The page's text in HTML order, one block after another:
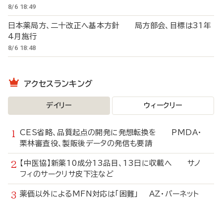
8/6 18:49
日本薬局方、二十改正へ基本方針 局方部会、目標は31年
4月施行
8/6 18:48
アクセスランキング
デイリー ウィークリー
CES省略、品質起点の開発に発想転換を PMDA・
栗林審査役、製販後データの発信も要請
【中医協】新薬10成分13品目、13日に収載へ サノ
フィのサークリサ皮下注など
薬価以外によるMFN対応は「困難」 AZ・バーネット